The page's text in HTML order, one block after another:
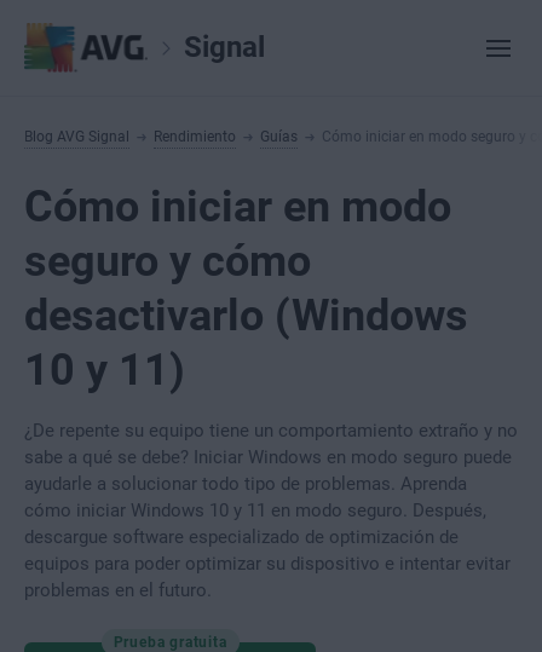
Signal
Blog AVG Signal Rendimiento Guías Cómo iniciar en modo seguro y
Cómo iniciar en modo
seguro y cómo
desactivarlo (Windows
10 y 11)
¿De repente su equipo tiene un comportamiento extraño y no
sabe a qué se debe? Iniciar Windows en modo seguro puede
ayudarle a solucionar todo tipo de problemas. Aprenda
cómo iniciar Windows 10 y 11 en modo seguro. Después,
descargue software especializado de optimización de
equipos para poder optimizar su dispositivo e intentar evitar
problemas en el futuro.
Prueba gratuita